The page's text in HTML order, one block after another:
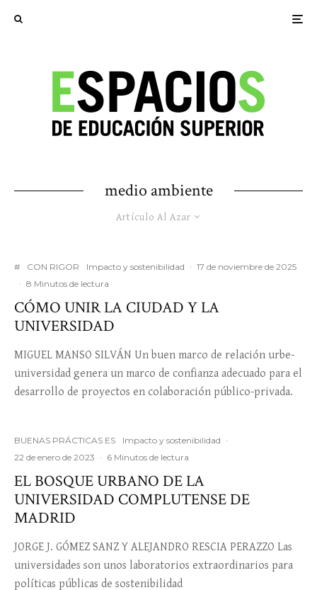
medio ambiente
Artículo Al Azar
# CON RIGOR Impacto y sostenibilidad · 17 de noviembre de 2025
· 8 Minutos de lectura
CÓMO UNIR LA CIUDAD Y LA
UNIVERSIDAD
MIGUEL MANSO SILVÁN Un buen marco de relación urbe-
universidad genera un marco de confianza adecuado para el
desarrollo de proyectos en colaboración público-privada.
BUENAS PRÁCTICAS ES Impacto y sostenibilidad ·
22 de enero de 2023 · 6 Minutos de lectura
EL BOSQUE URBANO DE LA
UNIVERSIDAD COMPLUTENSE DE
MADRID
JORGE J. GÓMEZ SANZ Y ALEJANDRO RESCIA PERAZZO Las
universidades son unos laboratorios extraordinarios para
políticas públicas de sostenibilidad